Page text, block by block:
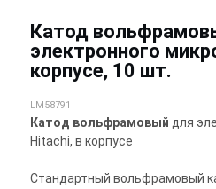
Катод
электронного
корпусе, 10 шт.
LM58791
Катод вольфрамовый для
Hitachi, в корпусе
Стандартный вольфрамовый